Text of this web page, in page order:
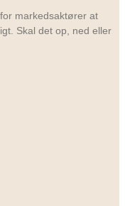
markedsaktører at
Skal det op, ned eller